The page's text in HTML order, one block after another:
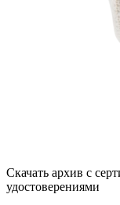
Скачать архив с
удостоверениями